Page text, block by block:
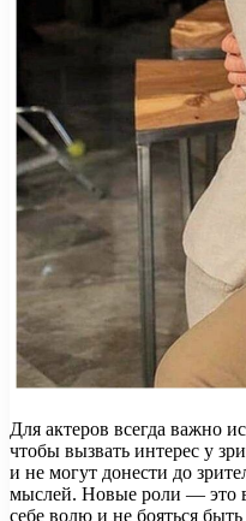
Для актеров всегда важно
чтобы вызвать интерес у
и не могут донести до
мыслей. Новые роли — это
себе волю и не бояться